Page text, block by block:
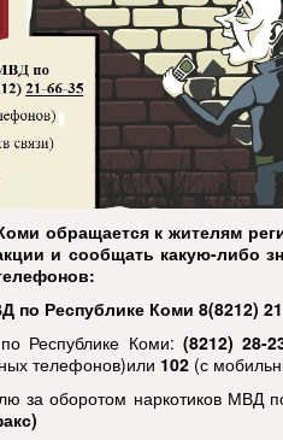
обращается к жителям
и сообщать какую-либо
по Республике Коми 8(8212)
Республике Коми: (8212) 28-
телефонов)или 102 (с
за оборотом наркотиков МВД